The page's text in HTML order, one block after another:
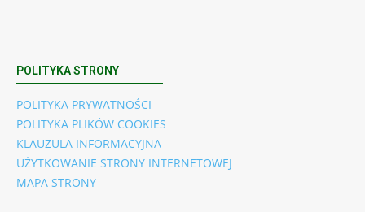
POLITYKA STRONY
POLITYKA PRYWATNOŚCI
POLITYKA PLIKÓW COOKIES
KLAUZULA INFORMACYJNA
UŻYTKOWANIE STRONY INTERNETOWEJ
MAPA STRONY